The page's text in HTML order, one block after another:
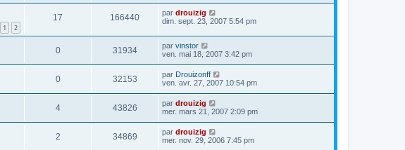
1 2
17 166440 par drouizig
dim. sept. 23, 2007 5:54 pm
0 31934 par vinstor
ven. mai 18, 2007 3:42 pm
0 32153 par Drouizonff
ven. avr. 27, 2007 10:54 pm
4 43826 par drouizig
mer. mars 21, 2007 2:09 pm
2 34869 par drouizig
mer. nov. 29, 2006 7:45 pm